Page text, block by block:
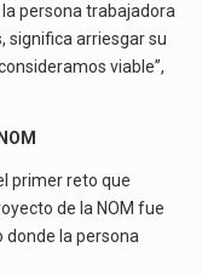
persona trabajadora
significa arriesgar su
viable”,
primer reto que
de la NOM fue
donde la persona